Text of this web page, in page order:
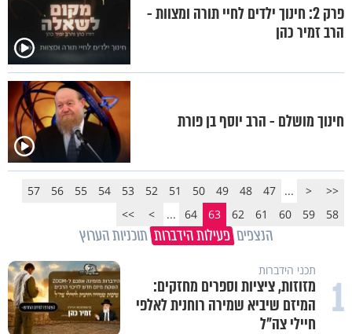
פרק 2: חינוך ילדים לחיי תורה ומצוות -
הרב זמיר כהן
חינוך מושלם - הרב יוסף בן פורת
<<
<
...
47
48
49
50
51
52
53
54
55
56
57
58
59
60
61
62
63
64
...
>
>>
הנצפים פעילות הידברות תוכניות הערוץ
1 תכני הידברות
מזוזות, ציציות וספרים מחזקים:
המיזם שיביא שמירה רוחנית לאלפי
חיילי צה"ל